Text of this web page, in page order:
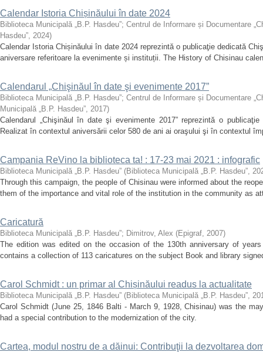
Calendar Istoria Chișinăului în date 2024
Biblioteca Municipală „B.P. Hasdeu”; Centrul de Informare și Documentare
Hasdeu”, 2024)
Calendar Istoria Chișinăului în date 2024 reprezintă o publicaţie dedicată
aniversare referitoare la evenimente și instituții. The History of Chisinau
Calendarul „Chişinăul în date şi evenimente 2017”
Biblioteca Municipală „B.P. Hasdeu”; Centrul de Informare și Documentare
Municipală „B.P. Hasdeu”, 2017)
Calendarul „Chişinăul în date şi evenimente 2017” reprezintă o
Realizat în contextul aniversării celor 580 de ani ai oraşului şi în contextul
Campania ReVino la biblioteca ta! : 17-23 mai 2021 : infografic
Biblioteca Municipală „B.P. Hasdeu” (Biblioteca Municipală „B.P. Hasdeu”,
Through this campaign, the people of Chisinau were informed about the
them of the importance and vital role of the institution in the community as
Caricatură
Biblioteca Municipală „B.P. Hasdeu”; Dimitrov, Alex (Epigraf, 2007)
The edition was edited on the occasion of the 130th anniversary of
contains a collection of 113 caricatures on the subject Book and library
Carol Schmidt : un primar al Chișinăului readus la actualitate
Biblioteca Municipală „B.P. Hasdeu” (Biblioteca Municipală „B.P. Hasdeu”,
Carol Schmidt (June 25, 1846 Balti - March 9, 1928, Chisinau) was the
had a special contribution to the modernization of the city.
Cartea, modul nostru de a dăinui: Contribuţii la dezvoltarea